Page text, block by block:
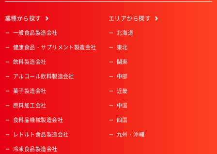
業種から探す
一般食品製造会社
健康食品・サプリメント製造会社
飲料製造会社
アルコール飲料製造会社
菓子製造会社
原料加工会社
食料品機械製造会社
レトルト食品製造会社
冷凍食品製造会社
エリアから探す
北海道
東北
関東
中部
近畿
中国
四国
九州・沖縄